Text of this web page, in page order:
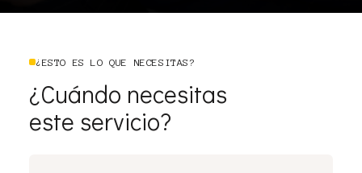
¿ESTO ES LO QUE NECESITAS?
¿Cuándo necesitas
este servicio?